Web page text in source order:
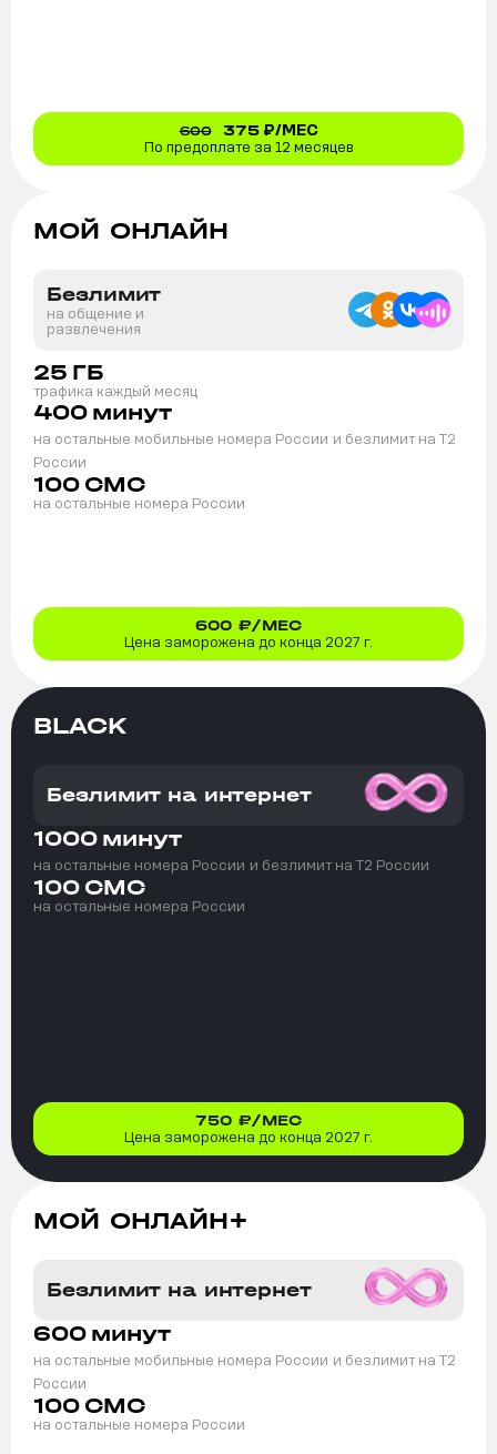
600 375₽/МЕС
По предоплате за 12 месяцев
МОЙ ОНЛАЙН
Безлимит
на общение и
развлечения
25 ГБ
трафика каждый месяц
400 минут
на остальные мобильные номера России и безлимит на T2
России
100 СМС
на остальные номера России
600 ₽/МЕС
Цена заморожена до конца 2027 г.
BLACK
Безлимит на интернет
1000 минут
на остальные номера России и безлимит на T2 России
100 СМС
на остальные номера России
750 ₽/МЕС
Цена заморожена до конца 2027 г.
МОЙ ОНЛАЙН+
Безлимит на интернет
600 минут
на остальные мобильные номера России и безлимит на T2
России
100 СМС
на остальные номера России